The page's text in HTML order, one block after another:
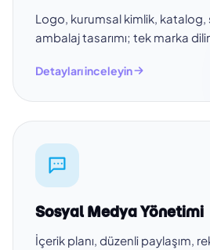
Logo, kurumsal kimlik,
ambalaj tasarımı; tek marka
Detayları inceleyin
Sosyal Medya Yönetimi
İçerik planı, düzenli paylaşım,